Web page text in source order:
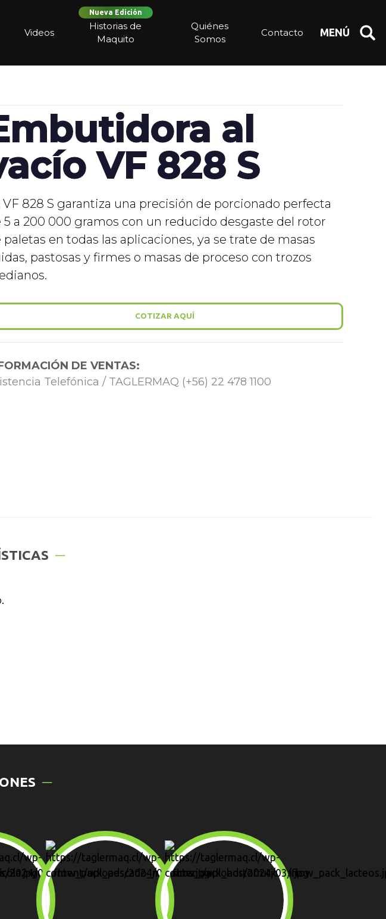
Videos
Nueva Edición
Historias de
Maquito
Quiénes
Somos
Contacto MENÚ
al
VF 828 S
VF 828 S garantiza una precisión de porcionado perfecta
5 a 200 000 gramos con un reducido desgaste del rotor
paletas en todas las aplicaciones, ya se trate de masas
pastosas y firmes o masas de proceso con trozos
COTIZAR AQUÍ
DE VENTAS:
Telefónica / TAGLERMAQ (+56) 22 478 1100